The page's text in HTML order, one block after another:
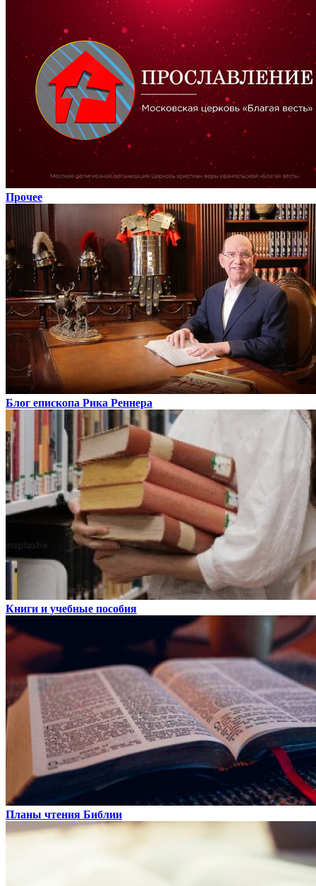
Прочее
Блог епископа Рика Реннера
Книги и учебные пособия
Планы чтения Библии